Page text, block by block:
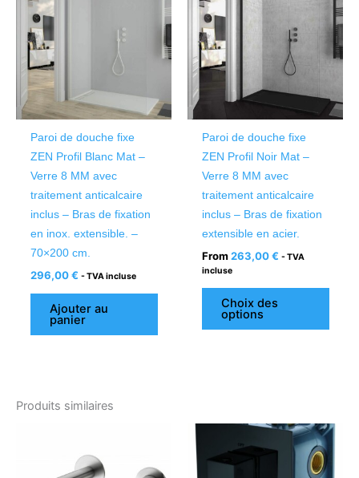
Paroi de douche fixe
ZEN Profil Blanc Mat –
Verre 8 MM avec
traitement anticalcaire
inclus – Bras de fixation
en inox. extensible. –
70×200 cm.
296,00€ - TVA incluse
Ajouter au
panier
Paroi de douche fixe
ZEN Profil Noir Mat –
Verre 8 MM avec
traitement anticalcaire
inclus – Bras de fixation
extensible en acier.
From 263,00€ - TVA
incluse
Choix des
options
Produits similaires